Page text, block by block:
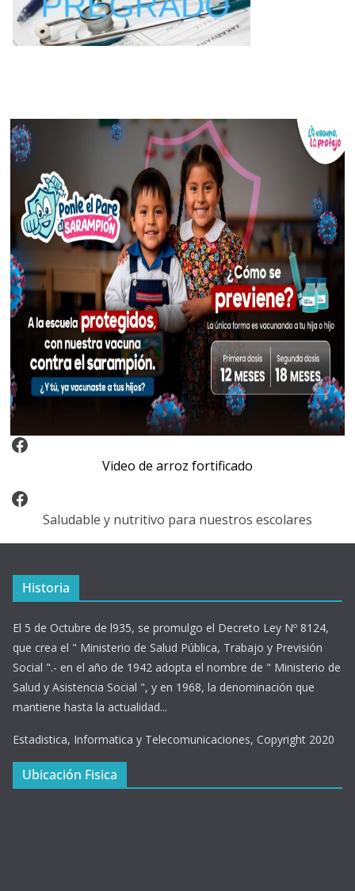
Video Arroz Fortificado
Video de arroz fortificado
Facebook
Saludable y nutritivo para nuestros escolares
Historia
El 5 de Octubre de l935, se promulgo el Decreto Ley Nº 8124,
que crea el " Ministerio de Salud Pública, Trabajo y Previsión
Social ".- en el año de 1942 adopta el nombre de " Ministerio de
Salud y Asistencia Social ", y en 1968, la denominación que
mantiene hasta la actualidad...
Estadistica, Informatica y Telecomunicaciones, Copyright 2020
Ubicación Fisica